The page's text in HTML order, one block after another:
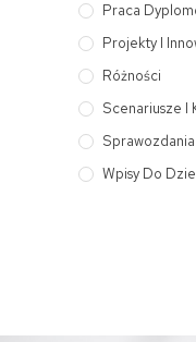
Praca
Projekty I
Różności
Scenariusze I
Sprawozdania
Wpisy Do